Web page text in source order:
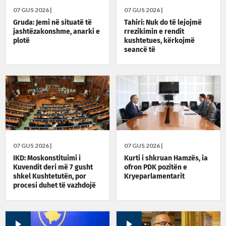
07 GUS 2026 |
Gruda: Jemi në situatë të
jashtëzakonshme, anarki e
plotë
07 GUS 2026 |
Tahiri: Nuk do të lejojmë
rrezikimin e rendit
kushtetues, kërkojmë
seancë të
07 GUS 2026 |
IKD: Moskonstituimi i
Kuvendit deri më 7 gusht
shkel Kushtetutën, por
procesi duhet të vazhdojë
07 GUS 2026 |
Kurti i shkruan Hamzës, ia
ofron PDK pozitën e
Kryeparlamentarit